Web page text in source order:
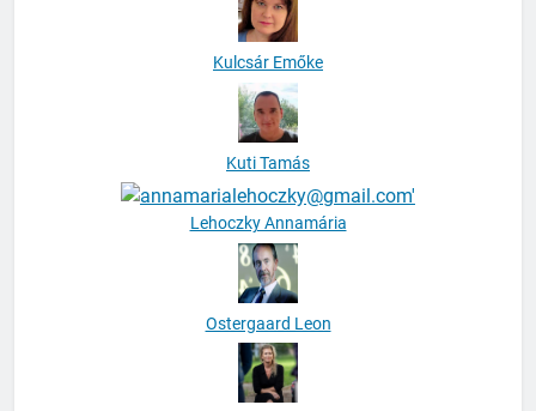
Kulcsár Emőke
Kuti Tamás
Lehoczky Annamária
Ostergaard Leon